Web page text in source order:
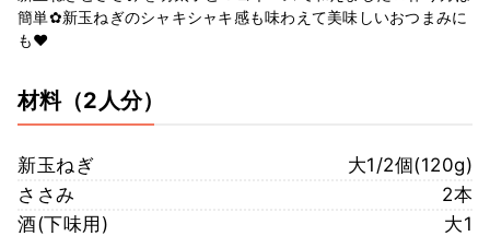
簡単✿新玉ねぎのシャキシャキ感も味わえて美味しいおつまみに
も❤
材料（2人分）
新玉ねぎ
大1/2個(120g)
ささみ
2本
酒(下味用)
大1